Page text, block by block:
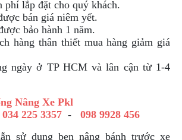
phí lắp đặt cho quý khách.
bán giá niêm yết.
bảo hành 1 năm.
hàng thân thiết mua hàng giảm giá
ngày ở TP HCM và lân cận từ 1-4
Nâng Xe Pkl
034 225 3357 - 098 9928 456
sử dụng ben nâng bánh trước xe